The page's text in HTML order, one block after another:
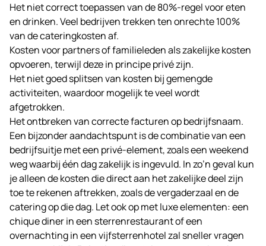
Het niet correct toepassen van de 80%-regel voor eten
en drinken. Veel bedrijven trekken ten onrechte 100%
van de cateringkosten af.
Kosten voor partners of familieleden als zakelijke kosten
opvoeren, terwijl deze in principe privé zijn.
Het niet goed splitsen van kosten bij gemengde
activiteiten, waardoor mogelijk te veel wordt
afgetrokken.
Het ontbreken van correcte facturen op bedrijfsnaam.
Een bijzonder aandachtspunt is de combinatie van een
bedrijfsuitje met een privé-element, zoals een weekend
weg waarbij één dag zakelijk is ingevuld. In zo’n geval kun
je alleen de kosten die direct aan het zakelijke deel zijn
toe te rekenen aftrekken, zoals de vergaderzaal en de
catering op die dag. Let ook op met luxe elementen: een
chique diner in een sterrenrestaurant of een
overnachting in een vijfsterrenhotel zal sneller vragen